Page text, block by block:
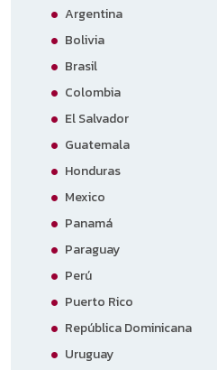
Argentina
Bolivia
Brasil
Colombia
El Salvador
Guatemala
Honduras
Mexico
Panamá
Paraguay
Perú
Puerto Rico
República Dominicana
Uruguay